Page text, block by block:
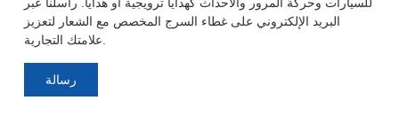
للسيارات وحركة المرور والأحداث كهدايا ترويجية أو هدايا. راسلنا عبر
البريد الإلكتروني على غطاء السرج المخصص مع الشعار لتعزيز
علامتك التجارية.
رسالة